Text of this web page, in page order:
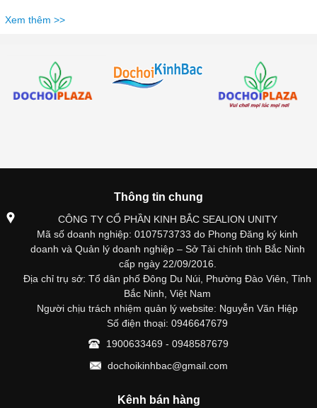
Xem thêm >>
Thông tin chung
CÔNG TY CỔ PHẦN KINH BẮC SEALION UNITY
Mã số doanh nghiệp: 0107573733 do Phong Đăng ký kinh
doanh và Quản lý doanh nghiệp – Sở Tài chính tỉnh Bắc Ninh
cấp ngày 22/09/2016.
Địa chỉ trụ sở: Tổ dân phố Đông Du Núi, Phường Đào Viên, Tỉnh
Bắc Ninh, Việt Nam
Người chịu trách nhiệm quản lý website: Nguyễn Văn Hiệp
Số điện thoại: 0946647679
1900633469 - 0948587679
dochoikinhbac@gmail.com
Kênh bán hàng